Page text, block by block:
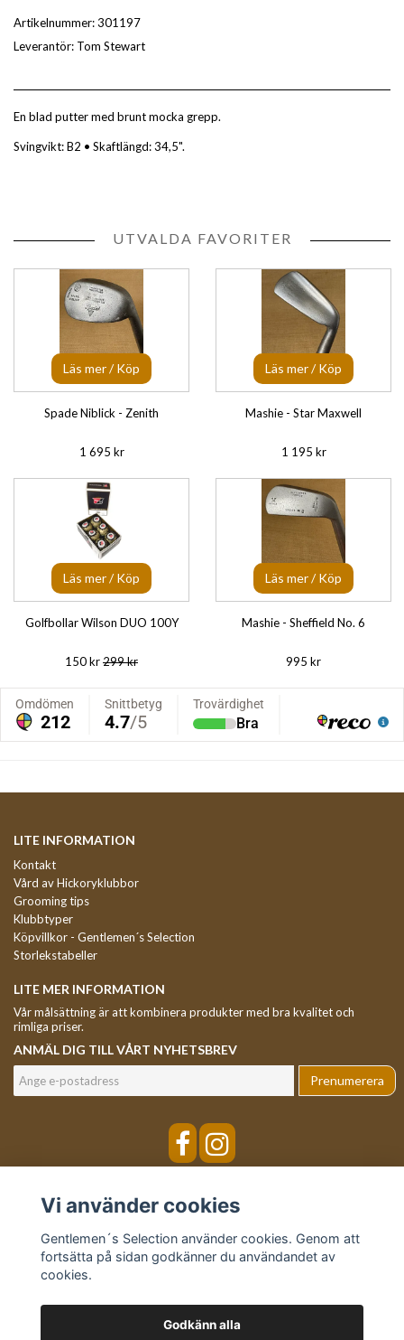
Artikelnummer:301197
Leverantör: Tom Stewart
En blad putter med brunt mocka grepp.
Svingvikt: B2 • Skaftlängd: 34,5".
UTVALDA FAVORITER
Läs mer / Köp
Spade Niblick - Zenith
1 695 kr
Läs mer / Köp
Mashie - Star Maxwell
1 195 kr
Läs mer / Köp
Golfbollar Wilson DUO 100Y
150 kr299 kr
Läs mer / Köp
Mashie - Sheffield No. 6
995 kr
LITE INFORMATION
Kontakt
Vård av Hickoryklubbor
Grooming tips
Klubbtyper
Köpvillkor - Gentlemen´s Selection
Storlekstabeller
LITE MER INFORMATION
Vår målsättning är att kombinera produkter med bra kvalitet och
rimliga priser.
ANMÄL DIG TILL VÅRT NYHETSBREV
Prenumerera
Vi använder cookies
Gentlemen´s Selection använder cookies. Genom att
fortsätta på sidan godkänner du användandet av
cookies.
Godkänn alla